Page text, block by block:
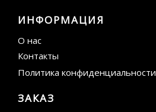
ИНФОРМАЦИЯ
О нас
Контакты
Политика конфиденциальности
ЗАКАЗ